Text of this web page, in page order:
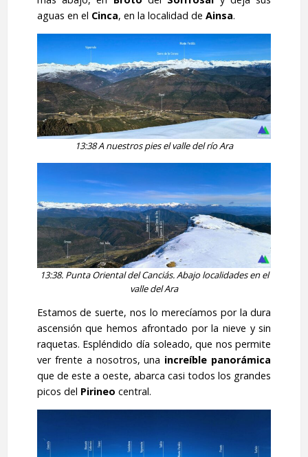
aguas en el Cinca, en la localidad de Ainsa.
13:38 A nuestros pies el valle del río Ara
13:38. Punta Oriental del Canciás. Abajo localidades en el
valle del Ara
Estamos de suerte, nos lo merecíamos por la dura
ascensión que hemos afrontado por la nieve y sin
raquetas. Espléndido día soleado, que nos permite
ver frente a nosotros, una increíble panorámica
que de este a oeste, abarca casi todos los grandes
picos del Pirineo central.